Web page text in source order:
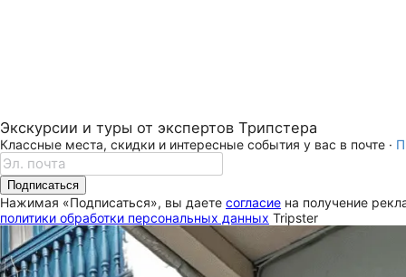
Экскурсии и туры от экспертов Трипстера
Классные места, скидки и интересные события у вас в почте ·
Подписаться
Нажимая «Подписаться», вы даете согласие на получение
политики обработки персональных данных Tripster